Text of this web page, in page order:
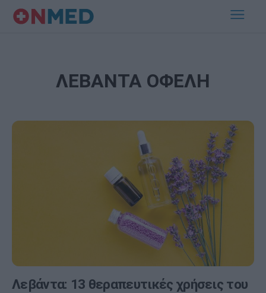
ΛΕΒΑΝΤΑ ΟΦΕΛΗ
Λεβάντα: 13 θεραπευτικές χρήσεις του